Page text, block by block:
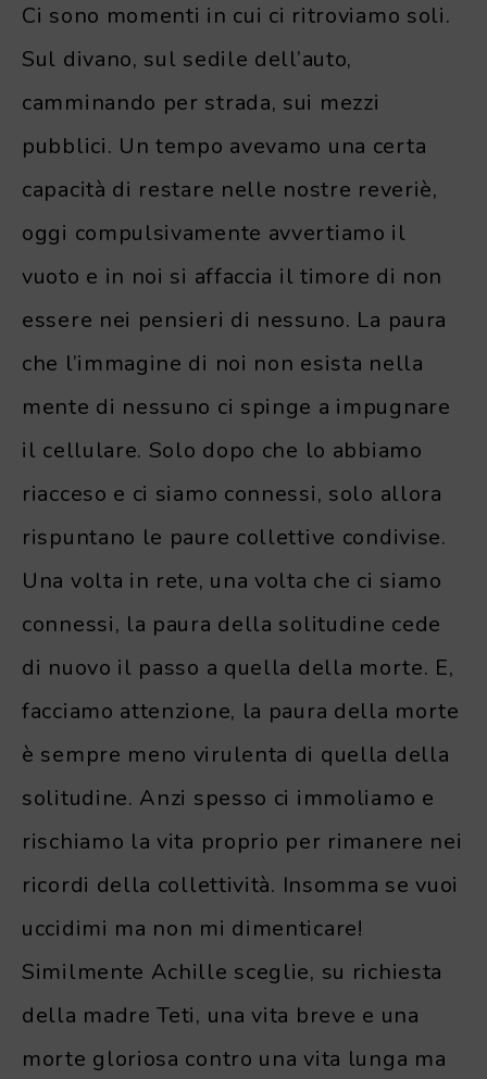
Ci sono momenti in cui ci ritroviamo soli.
Sul divano, sul sedile dell’auto,
camminando per strada, sui mezzi
pubblici. Un tempo avevamo una certa
capacità di restare nelle nostre reveriè,
oggi compulsivamente avvertiamo il
vuoto e in noi si affaccia il timore di non
essere nei pensieri di nessuno. La paura
che l’immagine di noi non esista nella
mente di nessuno ci spinge a impugnare
il cellulare. Solo dopo che lo abbiamo
riacceso e ci siamo connessi, solo allora
rispuntano le paure collettive condivise.
Una volta in rete, una volta che ci siamo
connessi, la paura della solitudine cede
di nuovo il passo a quella della morte. E,
facciamo attenzione, la paura della morte
è sempre meno virulenta di quella della
solitudine. Anzi spesso ci immoliamo e
rischiamo la vita proprio per rimanere nei
ricordi della collettività. Insomma se vuoi
uccidimi ma non mi dimenticare!
Similmente Achille sceglie, su richiesta
della madre Teti, una vita breve e una
morte gloriosa contro una vita lunga ma